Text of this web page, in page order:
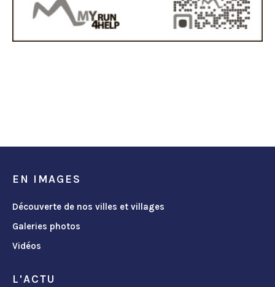
EN IMAGES
Découverte de nos villes et villages
Galeries photos
Vidéos
L'ACTU